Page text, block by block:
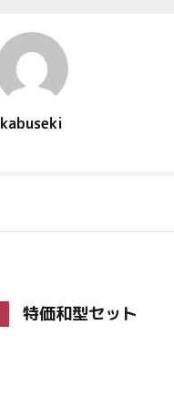
kabuseki
特価和型セット